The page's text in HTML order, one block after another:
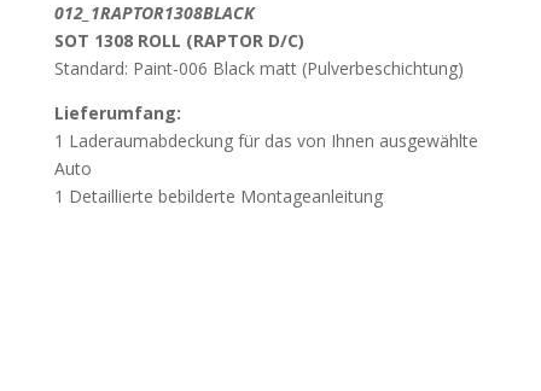
012_1RAPTOR1308BLACK
SOT 1308 ROLL (RAPTOR D/C)
Standard: Paint-006 Black matt (Pulverbeschichtung)
Lieferumfang:
1 Laderaumabdeckung für das von Ihnen ausgewählte
Auto
1 Detaillierte bebilderte Montageanleitung